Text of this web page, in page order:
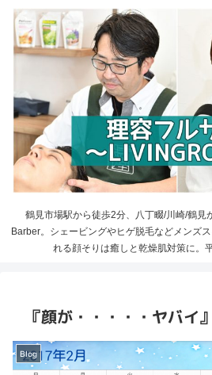
鶴見市場駅から徒歩2分、八丁畷/川崎/鶴見
Barber。シェービングやヒゲ脱毛などメンズ
れる顔そりは癒しと乾燥肌対策に。
『顔が・・・・・ヤバイ』
Blog